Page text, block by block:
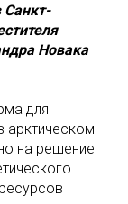
Санкт-
Новака
для
арктическом
на решение